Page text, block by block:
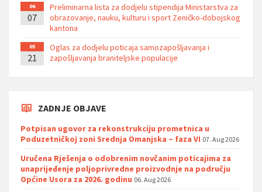
06
07
Preliminarna lista za dodjelu stipendija Ministarstva za
obrazovanje, nauku, kulturu i sport Zeničko-dobojskog
kantona
05
21
Oglas za dodjelu poticaja samozapošljavanja i
zapošljavanja braniteljske populacije
ZADNJE OBJAVE
Potpisan ugovor za rekonstrukciju prometnica u
Poduzetničkoj zoni Srednja Omanjska – faza VI 07. Aug 2026
Uručena Rješenja o odobrenim novčanim poticajima za
unaprijeđenje poljoprivredne proizvodnje na području
Općine Usora za 2026. godinu 06. Aug 2026